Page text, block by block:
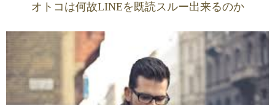
オトコは何故LINEを既読スルー出来るのか